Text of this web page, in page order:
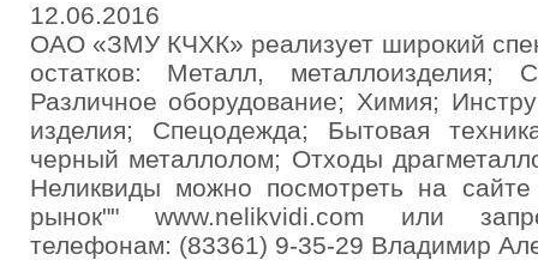
12.06.2016
ОАО «ЗМУ КЧХК» реализует широкий
остатков: Металл, металлоизделия;
Различное оборудование; Химия;
изделия; Спецодежда; Бытовая
черный металлолом; Отходы
Неликвиды можно посмотреть на
рынок"" www.nelikvidi.com или
телефонам: (83361) 9-35-29 Владимир